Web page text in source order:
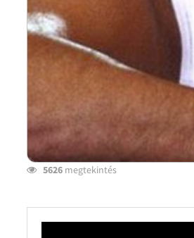
5626 megtekintés